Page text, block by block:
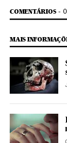
COMENTÁRIOS 0
MAIS